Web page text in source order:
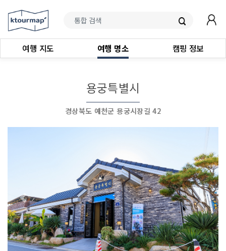
여행 지도 여행 명소 캠핑 정보
용궁특별시
경상북도 예천군 용궁시장길 42